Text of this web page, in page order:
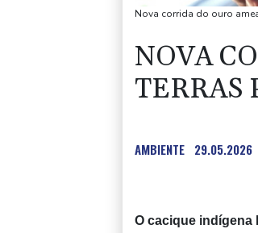
Nova corrida do ouro
NOVA
TERRAS
AMBIENTE 29.05.2026
O cacique indígena